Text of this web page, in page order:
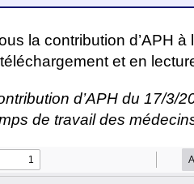
la contribution d’APH à
et en
d’APH du 17/3/
de travail des